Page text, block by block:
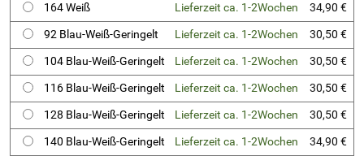
164 Weiß
Lieferzeit ca. 1-2Wochen
34,90 €
92 Blau-Weiß-Geringelt
Lieferzeit ca. 1-2Wochen
30,50 €
104 Blau-Weiß-Geringelt
Lieferzeit ca. 1-2Wochen
30,50 €
116 Blau-Weiß-Geringelt
Lieferzeit ca. 1-2Wochen
30,50 €
128 Blau-Weiß-Geringelt
Lieferzeit ca. 1-2Wochen
30,50 €
140 Blau-Weiß-Geringelt
Lieferzeit ca. 1-2Wochen
34,90 €